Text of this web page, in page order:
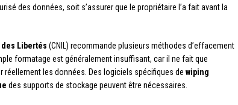
des données, soit s’assurer que le propriétaire l’a fait avant la
Libertés (CNIL) recommande plusieurs méthodes d’effacement
formatage est généralement insuffisant, car il ne fait que
les données. Des logiciels spécifiques de wiping
des supports de stockage peuvent être nécessaires.